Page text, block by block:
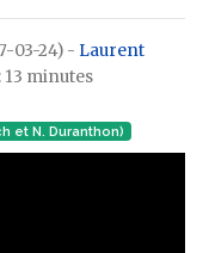
03-24) - Laurent
13 minutes
et N. Duranthon)